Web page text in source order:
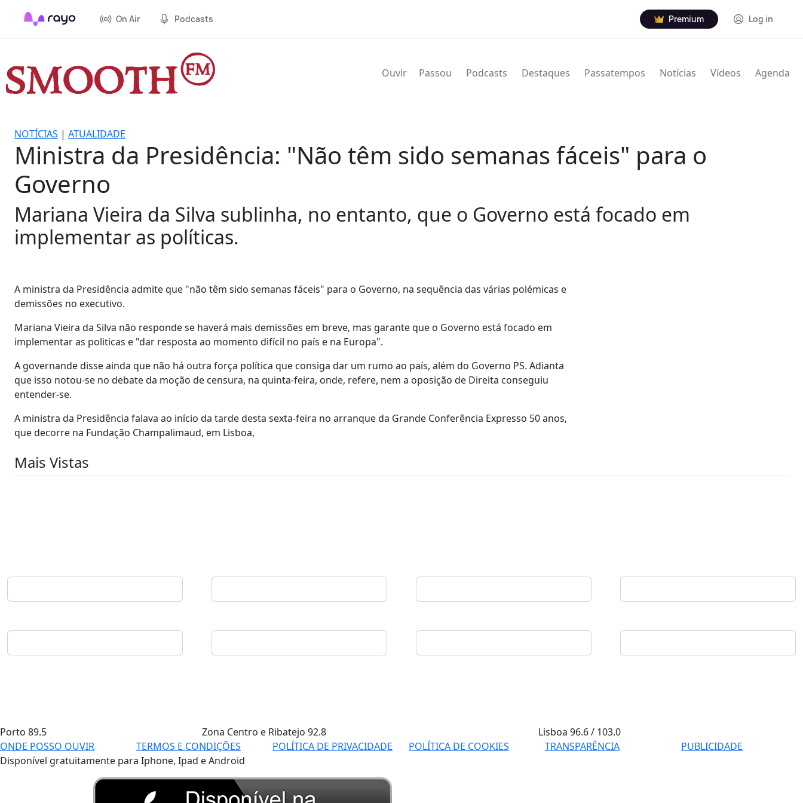
On Air Podcasts Premium Log in
Ouvir Passou Podcasts Destaques Passatempos Notícias Vídeos Agenda
NOTÍCIAS | ATUALIDADE
Ministra da Presidência: "Não têm sido semanas fáceis" para o
Governo
Mariana Vieira da Silva sublinha, no entanto, que o Governo está focado em
implementar as políticas.
A ministra da Presidência admite que "não têm sido semanas fáceis" para o Governo, na sequência das várias polémicas e
demissões no executivo.
Mariana Vieira da Silva não responde se haverá mais demissões em breve, mas garante que o Governo está focado em
implementar as politicas e "dar resposta ao momento difícil no país e na Europa".
A governande disse ainda que não há outra força política que consiga dar um rumo ao país, além do Governo PS. Adianta
que isso notou-se no debate da moção de censura, na quinta-feira, onde, refere, nem a oposição de Direita conseguiu
entender-se.
A ministra da Presidência falava ao início da tarde desta sexta-feira no arranque da Grande Conferência Expresso 50 anos,
que decorre na Fundação Champalimaud, em Lisboa,
Mais Vistas
Porto 89.5 Zona Centro e Ribatejo 92.8 Lisboa96.6 / 103.0
ONDE POSSO OUVIR
TERMOS E CONDIÇÕES POLÍTICA DE PRIVACIDADE POLÍTICA DE COOKIES TRANSPARÊNCIA
PUBLICIDADE
Disponível gratuitamente para Iphone, Ipad e Android